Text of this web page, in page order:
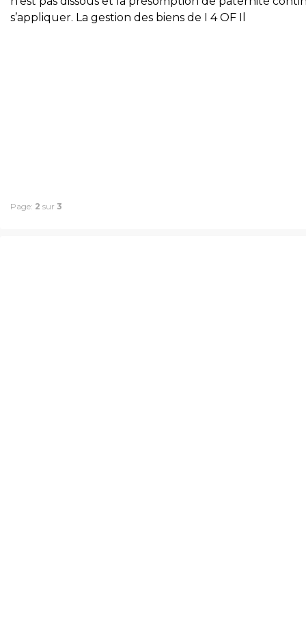
s’appliquer. La gestion des biens de I 4 OF Il
Page: 2 sur 3